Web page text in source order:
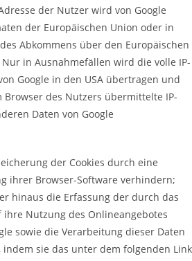
der Nutzer wird von Google
der Europäischen Union oder in
Abkommens über den Europäischen
in Ausnahmefällen wird die volle IP-
Google in den USA übertragen und
des Nutzers übermittelte IP-
Daten von Google
der Cookies durch eine
ihrer Browser-Software verhindern;
hinaus die Erfassung der durch das
ihre Nutzung des Onlineangebotes
sowie die Verarbeitung dieser Daten
sie das unter dem folgenden Link